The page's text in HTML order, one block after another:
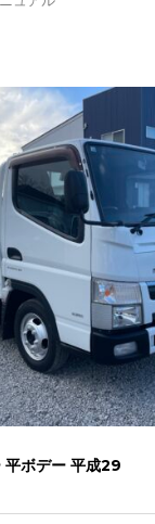
平ボデー 平成29